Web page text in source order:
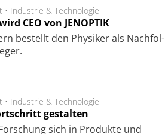
• Industrie & Technologie
CEO von JENOPTIK
be­stellt den Phy­si­ker als Nach­fol­
• Industrie & Technologie
gestalten
sich in Produkte und